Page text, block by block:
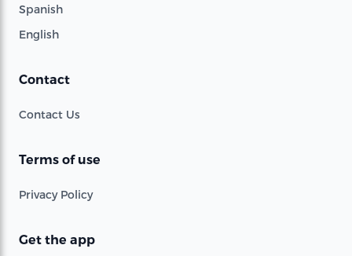
Spanish
English
Contact
Contact Us
Terms of use
Privacy Policy
Get the app